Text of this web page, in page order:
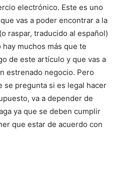
electrónico. Este es uno
vas a poder encontrar a la
raspar, traducido al español)
muchos más que te
de este artículo y que vas a
estrenado negocio. Pero
se pregunta si es legal hacer
va a depender de
ya que se deben cumplir
que estar de acuerdo con